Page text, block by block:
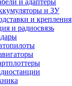
и адаптеры
и ЗУ
и крепления
и радиосвязь